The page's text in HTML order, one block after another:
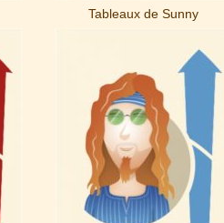
Tableaux de Sunny